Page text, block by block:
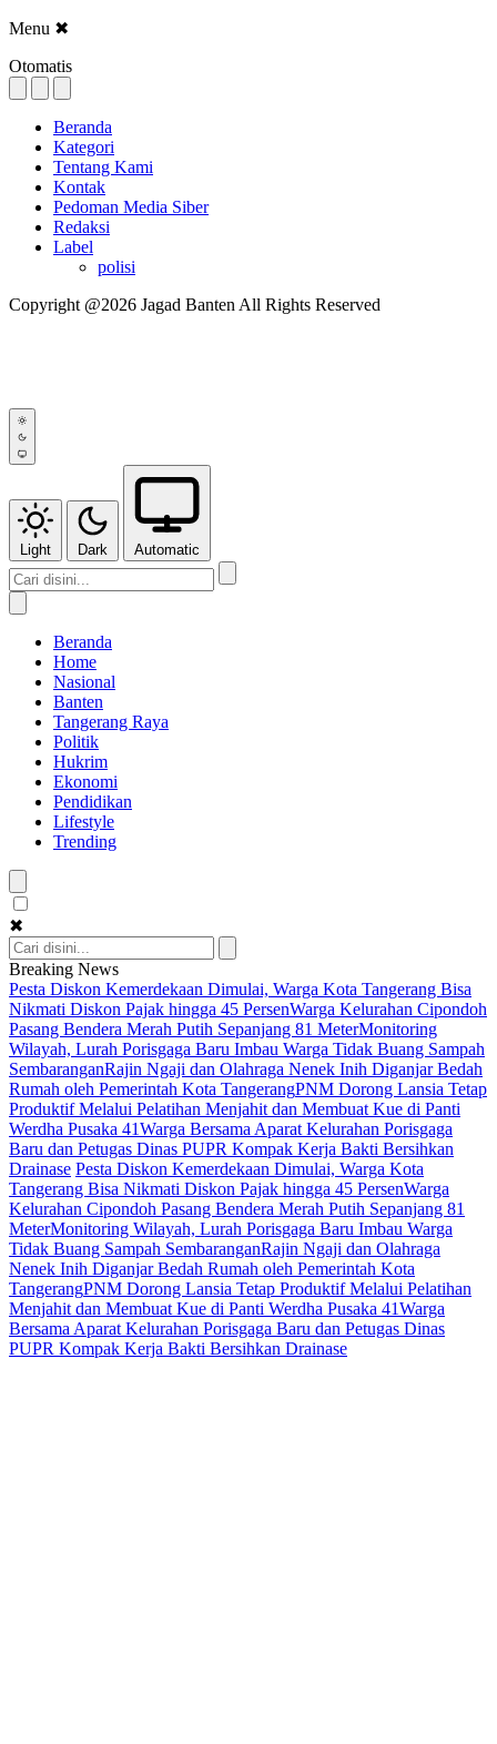
Menu ✖
Otomatis
Beranda
Kategori
Tentang Kami
Kontak
Pedoman Media Siber
Redaksi
Label
polisi
Copyright @2026 Jagad Banten All Rights Reserved
Light Dark Automatic
Beranda
Home
Nasional
Banten
Tangerang Raya
Politik
Hukrim
Ekonomi
Pendidikan
Lifestyle
Trending
✖
Breaking News
Pesta Diskon Kemerdekaan Dimulai, Warga Kota Tangerang Bisa
Nikmati Diskon Pajak hingga 45 PersenWarga Kelurahan Cipondoh
Pasang Bendera Merah Putih Sepanjang 81 MeterMonitoring
Wilayah, Lurah Porisgaga Baru Imbau Warga Tidak Buang Sampah
SembaranganRajin Ngaji dan Olahraga Nenek Inih Diganjar Bedah
Rumah oleh Pemerintah Kota TangerangPNM Dorong Lansia Tetap
Produktif Melalui Pelatihan Menjahit dan Membuat Kue di Panti
Werdha Pusaka 41Warga Bersama Aparat Kelurahan Porisgaga
Baru dan Petugas Dinas PUPR Kompak Kerja Bakti Bersihkan
Drainase Pesta Diskon Kemerdekaan Dimulai, Warga Kota
Tangerang Bisa Nikmati Diskon Pajak hingga 45 PersenWarga
Kelurahan Cipondoh Pasang Bendera Merah Putih Sepanjang 81
MeterMonitoring Wilayah, Lurah Porisgaga Baru Imbau Warga
Tidak Buang Sampah SembaranganRajin Ngaji dan Olahraga
Nenek Inih Diganjar Bedah Rumah oleh Pemerintah Kota
TangerangPNM Dorong Lansia Tetap Produktif Melalui Pelatihan
Menjahit dan Membuat Kue di Panti Werdha Pusaka 41Warga
Bersama Aparat Kelurahan Porisgaga Baru dan Petugas Dinas
PUPR Kompak Kerja Bakti Bersihkan Drainase